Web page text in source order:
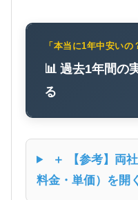
「本当に1年中安い
📊 過去1年間の
る
＋ 【参考】両
料金・単価）を開く